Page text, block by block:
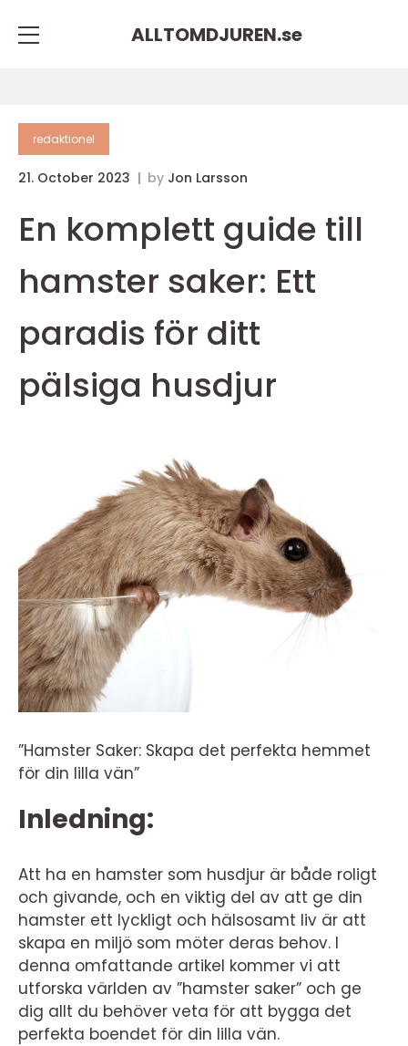
ALLTOMDJUREN.se
redaktionel
21. October 2023 by Jon Larsson
En komplett guide till
hamster saker: Ett
paradis för ditt
pälsiga husdjur
”Hamster Saker: Skapa det perfekta hemmet
för din lilla vän”
Inledning:
Att ha en hamster som husdjur är både roligt
och givande, och en viktig del av att ge din
hamster ett lyckligt och hälsosamt liv är att
skapa en miljö som möter deras behov. I
denna omfattande artikel kommer vi att
utforska världen av ”hamster saker” och ge
dig allt du behöver veta för att bygga det
perfekta boendet för din lilla vän.